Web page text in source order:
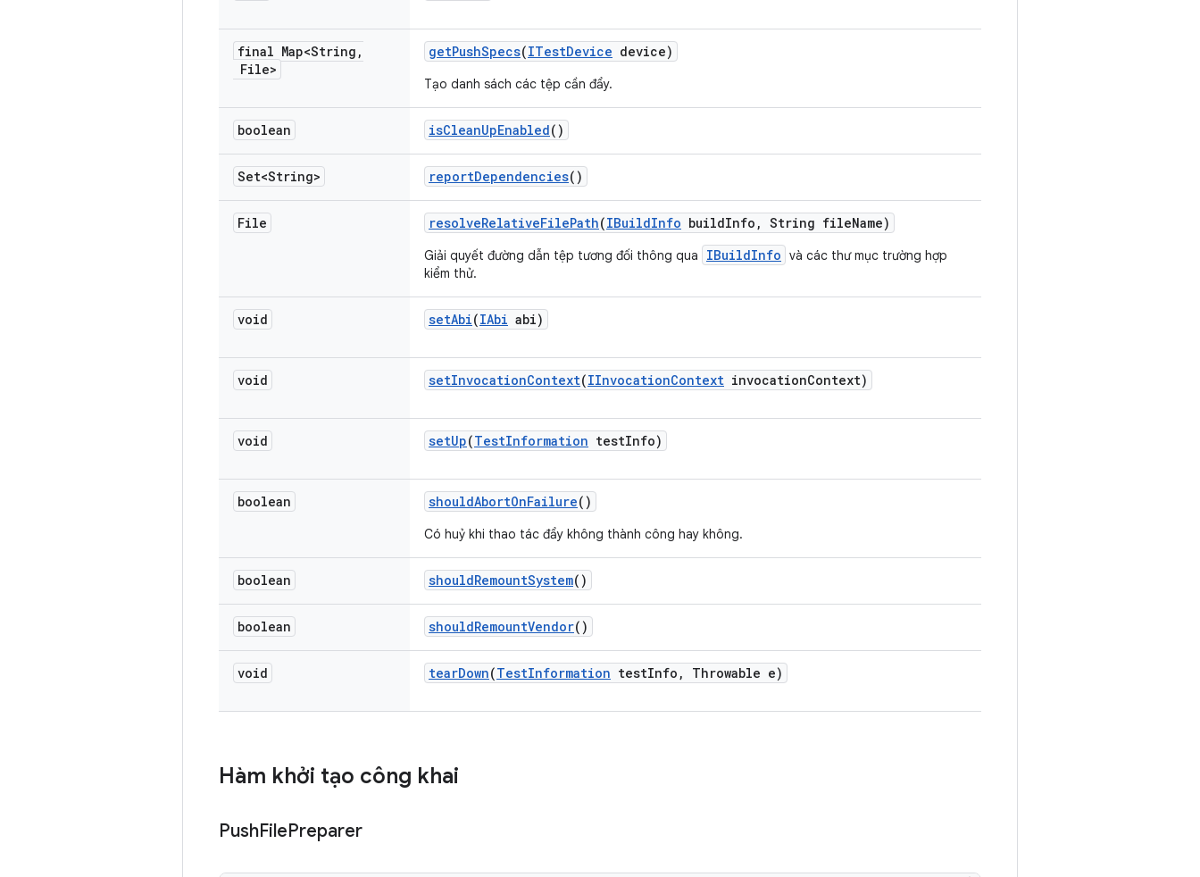
final Map<String ,
File>
getPushSpecs(ITestDevice device)
Tạo danh sách các tệp cần đẩy.
boolean isCleanUpEnabled()
Set<String> reportDependencies()
File resolveRelativeFilePath(IBuildInfo buildInfo , String fileName)
Giải quyết đường dẫn tệp tương đối thông qua IBuildInfo và các thư mục trường hợp
kiểm thử.
void setAbi(IAbi abi)
void setInvocationContext(IInvocationContext invocationContext)
void setUp(TestInformation testInfo)
boolean shouldAbortOnFailure()
Có huỷ khi thao tác đẩy không thành công hay không.
boolean shouldRemountSystem()
boolean shouldRemountVendor()
void tearDown(TestInformation testInfo , Throwable e)
Hàm khởi tạo công khai
PushFilePreparer